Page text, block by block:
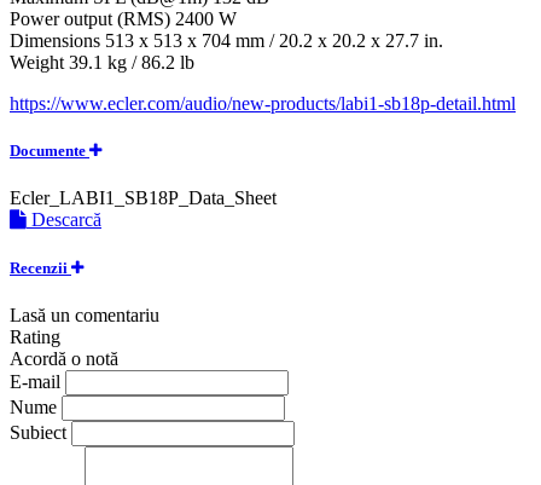
Power output (RMS) 2400 W
Dimensions 513 x 513 x 704 mm / 20.2 x 20.2 x 27.7 in.
Weight 39.1 kg / 86.2 lb
https://www.ecler.com/audio/new-products/labi1-sb18p-detail.html
Documente
Ecler_LABI1_SB18P_Data_Sheet
Descarcă
Recenzii
Lasă un comentariu
Rating
Acordă o notă
E-mail
Nume
Subiect